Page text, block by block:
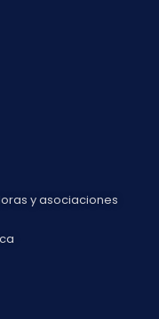
y asociaciones